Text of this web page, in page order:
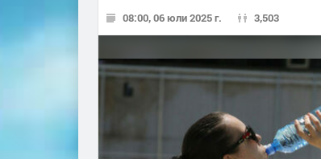
08:00, 06 юли 2025 г. 3,503